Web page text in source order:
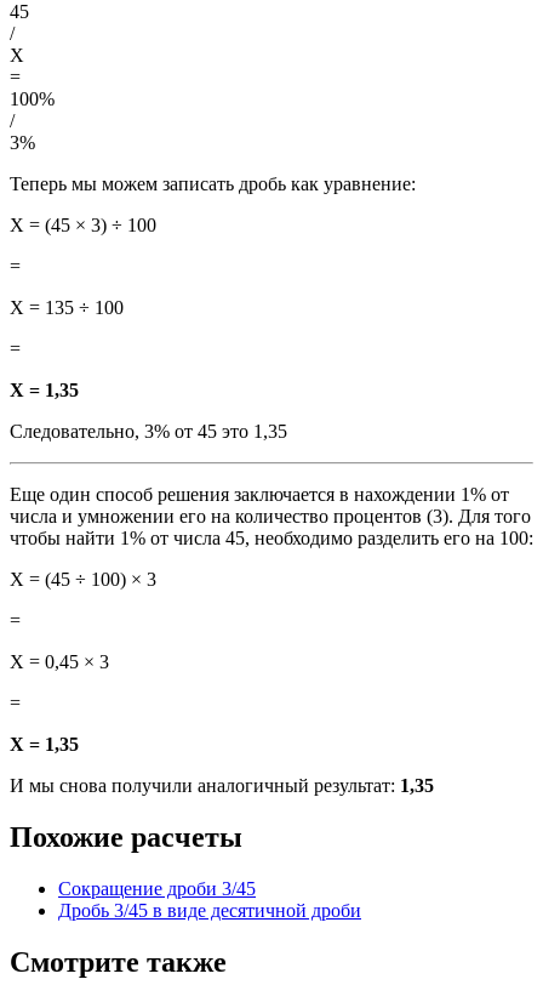
45
/
X
=
100%
/
3%
Теперь мы можем записать дробь как уравнение:
X = (45 × 3) ÷ 100
=
X = 135 ÷ 100
=
X = 1,35
Следовательно, 3% от 45 это 1,35
Еще один способ решения заключается в нахождении 1% от
числа и умножении его на количество процентов (3). Для того
чтобы найти 1% от числа 45, необходимо разделить его на 100:
X = (45 ÷ 100) × 3
=
X = 0,45 × 3
=
X = 1,35
И мы снова получили аналогичный результат: 1,35
Похожие расчеты
Сокращение дроби 3/45
Дробь 3/45 в виде десятичной дроби
Смотрите также